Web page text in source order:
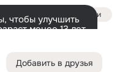
Добавить в друзья
Войти
чтобы улучшить
менее 13 лет,
56 Ещё